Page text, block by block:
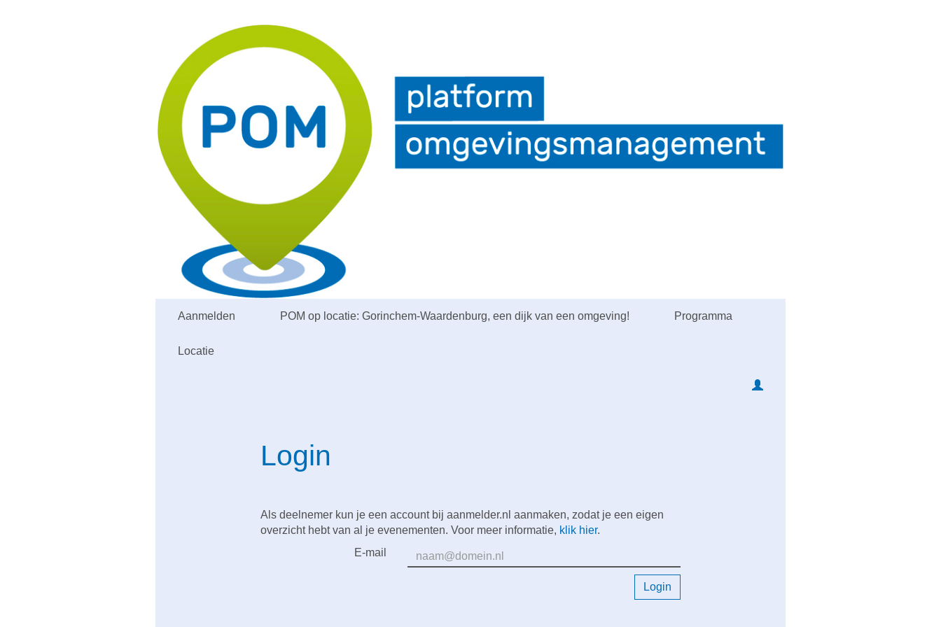
Aanmelden POM op locatie: Gorinchem-Waardenburg, een dijk van een omgeving! Programma
Locatie
Login
Als deelnemer kun je een account bij aanmelder.nl aanmaken, zodat je een eigen
overzicht hebt van al je evenementen. Voor meer informatie, klik hier.
E-mail
Login